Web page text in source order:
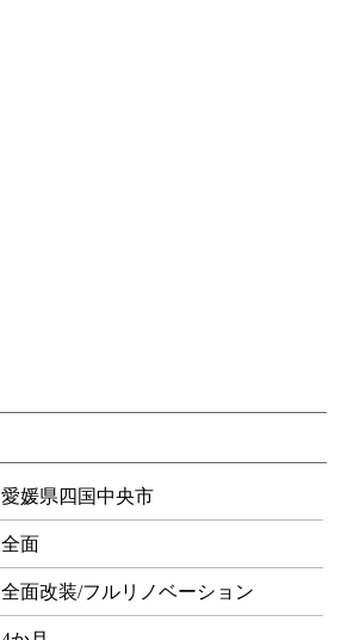
愛媛県四国中央市
全面
全面改装/フルリノベーション